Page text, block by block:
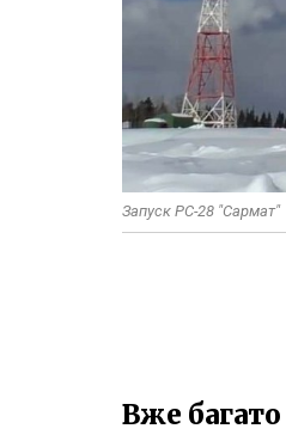
Запуск РС-28 "Сармат"
Вже